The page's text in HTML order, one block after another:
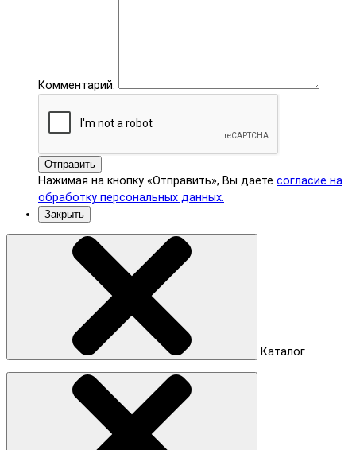
Комментарий:
Отправить
Нажимая на кнопку «Отправить», Вы даете согласие на
обработку персональных данных.
Закрыть
Каталог